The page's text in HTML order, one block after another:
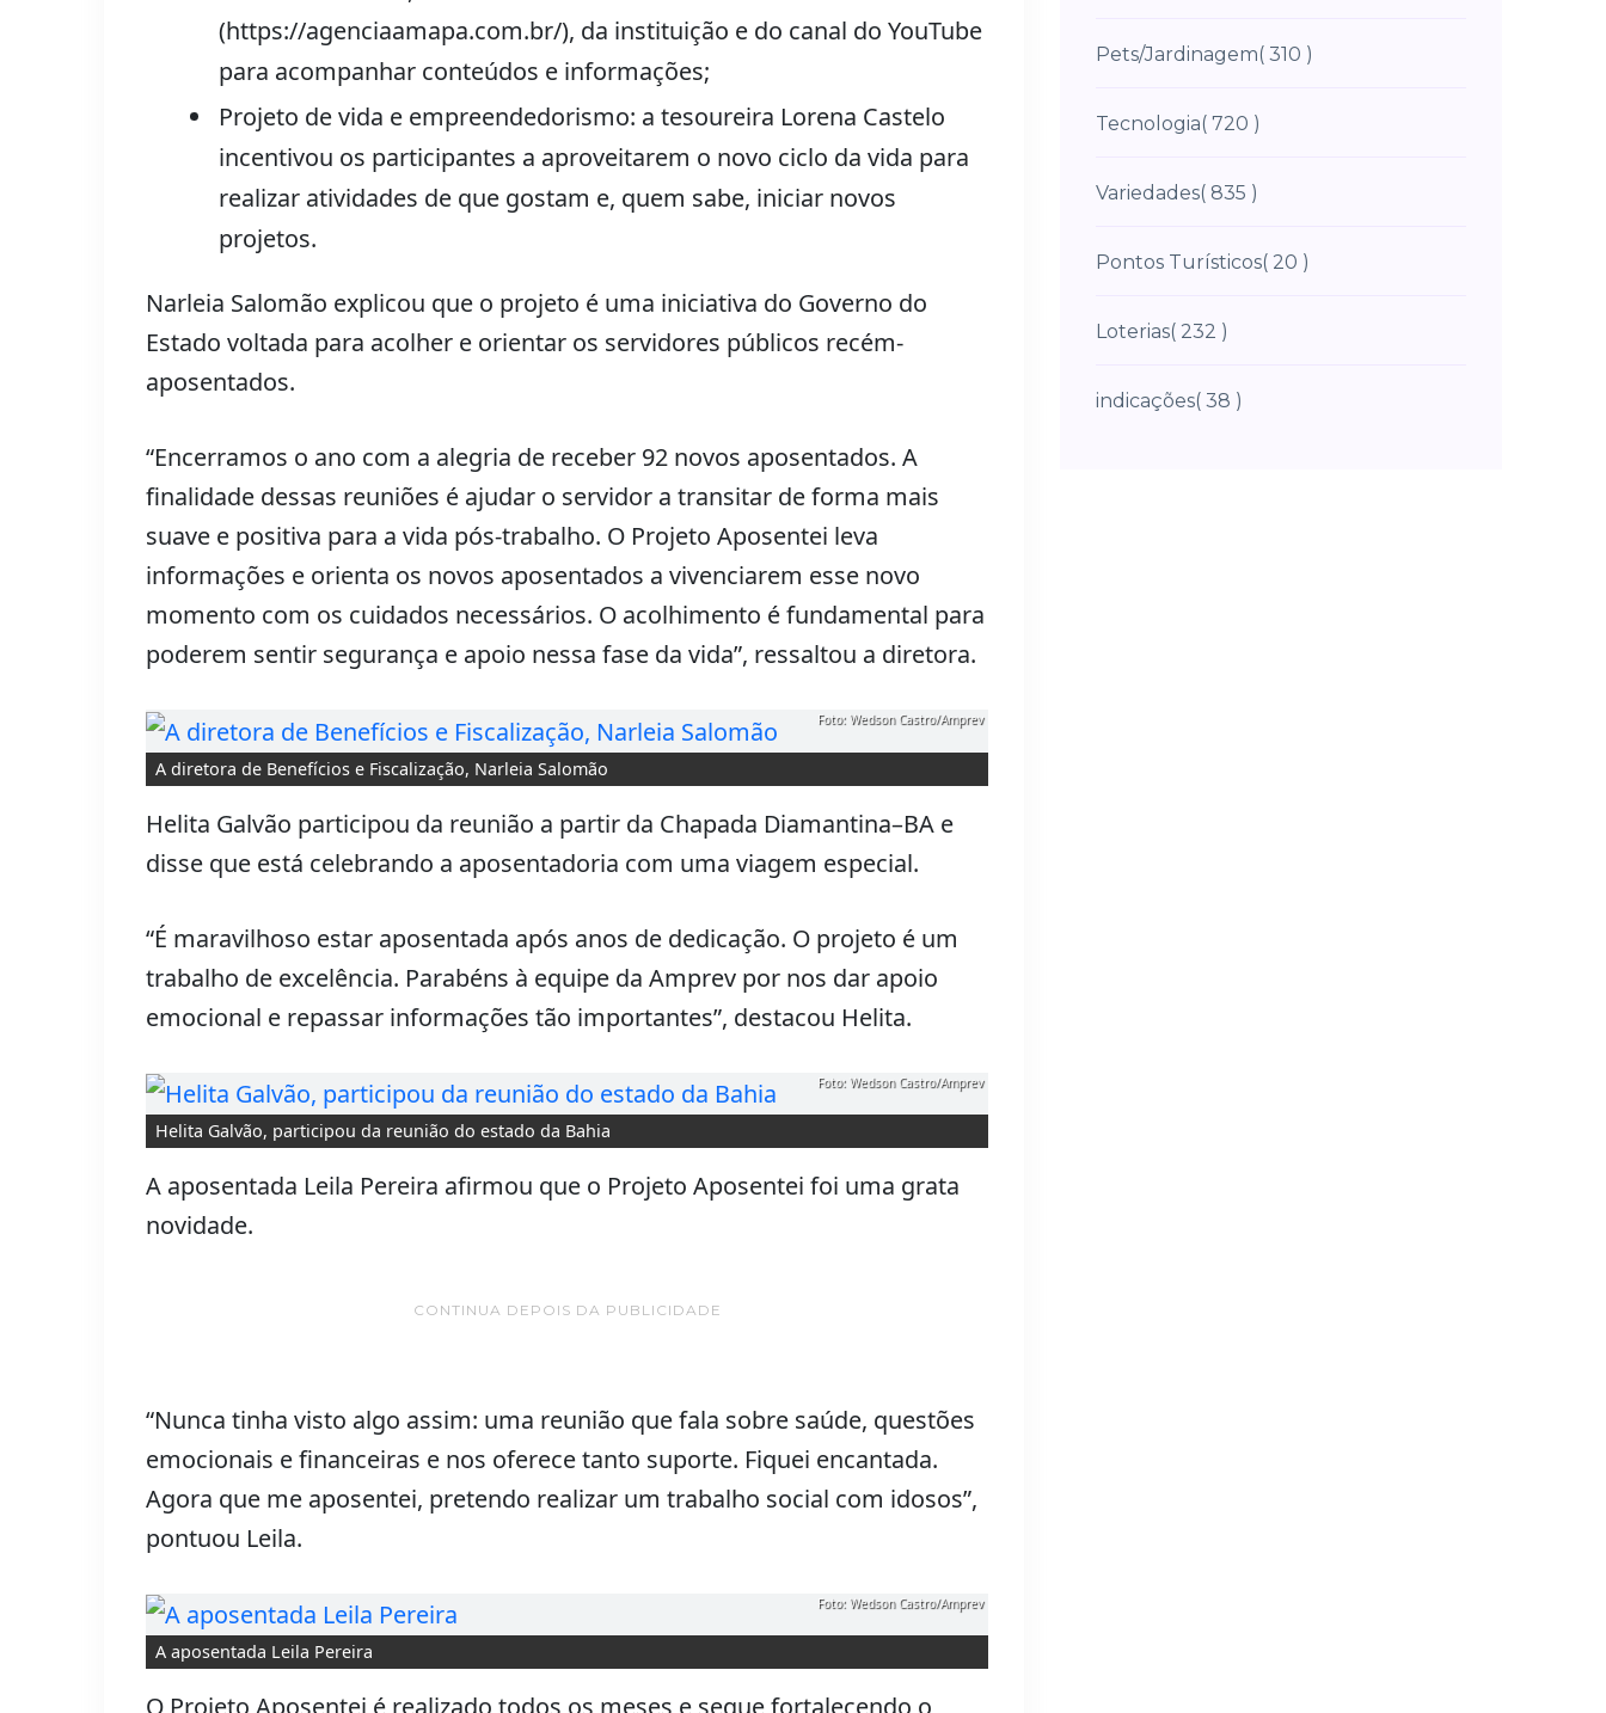
(https://agenciaamapa.com.br/), da instituição e do canal do YouTube
para acompanhar conteúdos e informações;
Projeto de vida e empreendedorismo: a tesoureira Lorena Castelo
incentivou os participantes a aproveitarem o novo ciclo da vida para
realizar atividades de que gostam e, quem sabe, iniciar novos
projetos.
Narleia Salomão explicou que o projeto é uma iniciativa do Governo do
Estado voltada para acolher e orientar os servidores públicos recém-
aposentados.
“Encerramos o ano com a alegria de receber 92 novos aposentados. A
finalidade dessas reuniões é ajudar o servidor a transitar de forma mais
suave e positiva para a vida pós-trabalho. O Projeto Aposentei leva
informações e orienta os novos aposentados a vivenciarem esse novo
momento com os cuidados necessários. O acolhimento é fundamental para
poderem sentir segurança e apoio nessa fase da vida”, ressaltou a diretora.
A diretora de Benefícios e Fiscalização, Narleia Salomão
Foto: Wedson Castro/Amprev
Helita Galvão participou da reunião a partir da Chapada Diamantina–BA e
disse que está celebrando a aposentadoria com uma viagem especial.
“É maravilhoso estar aposentada após anos de dedicação. O projeto é um
trabalho de excelência. Parabéns à equipe da Amprev por nos dar apoio
emocional e repassar informações tão importantes”, destacou Helita.
Helita Galvão, participou da reunião do estado da Bahia
Foto: Wedson Castro/Amprev
A aposentada Leila Pereira afirmou que o Projeto Aposentei foi uma grata
novidade.
CONTINUA DEPOIS DA PUBLICIDADE
“Nunca tinha visto algo assim: uma reunião que fala sobre saúde, questões
emocionais e financeiras e nos oferece tanto suporte. Fiquei encantada.
Agora que me aposentei, pretendo realizar um trabalho social com idosos”,
pontuou Leila.
A aposentada Leila Pereira
Foto: Wedson Castro/Amprev
Pets/Jardinagem( 310 )
Tecnologia( 720 )
Variedades( 835 )
Pontos Turísticos( 20 )
Loterias( 232 )
indicações( 38 )